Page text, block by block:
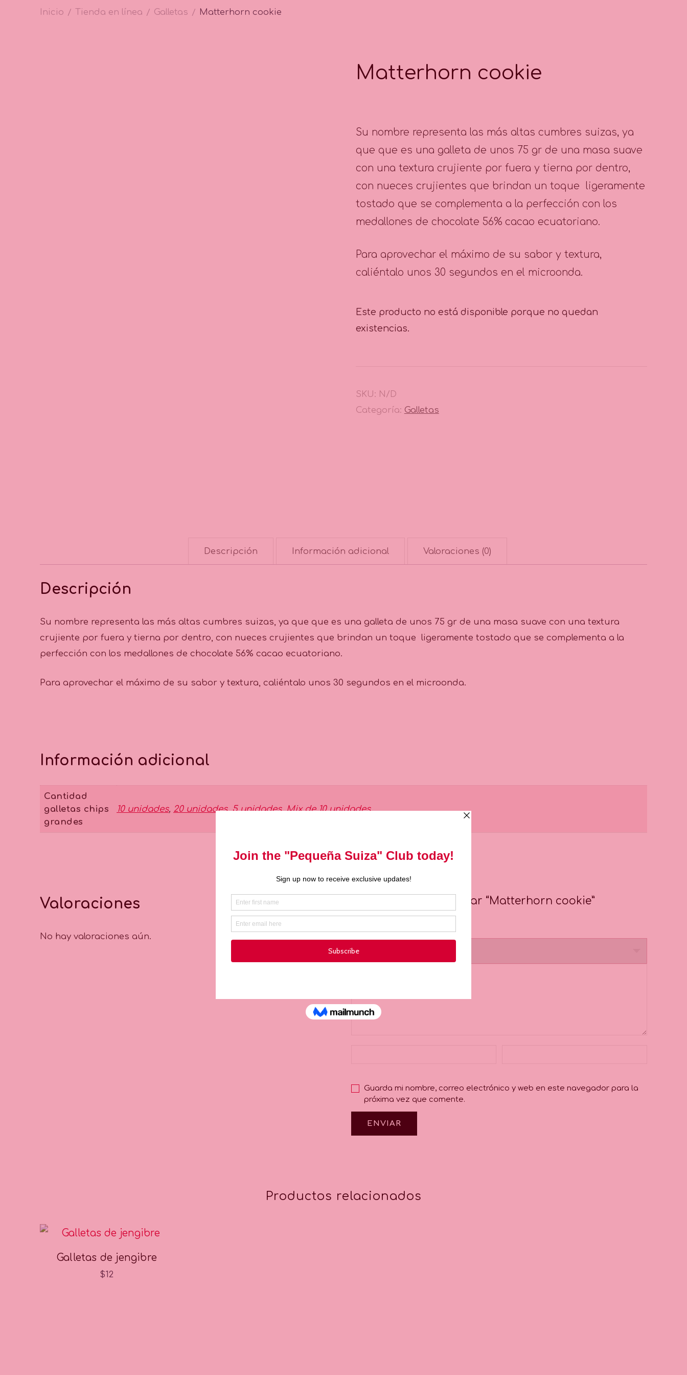
Inicio / Tienda en línea / Galletas / Matterhorn cookie
Matterhorn cookie
Su nombre representa las más altas cumbres suizas, ya
que que es una galleta de unos 75 gr de una masa suave
con una textura crujiente por fuera y tierna por dentro,
con nueces crujientes que brindan un toque ligeramente
tostado que se complementa a la perfección con los
medallones de chocolate 56% cacao ecuatoriano.
Para aprovechar el máximo de su sabor y textura,
caliéntalo unos 30 segundos en el microonda.
Este producto no está disponible porque no quedan
existencias.
SKU: N/D
Categoría: Galletas
Descripción Información adicional Valoraciones (0)
Descripción
Su nombre representa las más altas cumbres suizas, ya que que es una galleta de unos 75 gr de una masa suave con una textura
crujiente por fuera y tierna por dentro, con nueces crujientes que brindan un toque ligeramente tostado que se complementa a la
perfección con los medallones de chocolate 56% cacao ecuatoriano.
Para aprovechar el máximo de su sabor y textura, caliéntalo unos 30 segundos en el microonda.
Información adicional
Cantidad
galletas chips
grandes
10 unidades, 20 unidades,5 unidades,Mix de 10 unidades
Valoraciones
No hay valoraciones aún.
Sé el primero en valorar “Matterhorn cookie”
Guarda mi nombre, correo electrónico y web en este navegador para la
próxima vez que comente.
Productos relacionados
Galletas de jengibre
$12